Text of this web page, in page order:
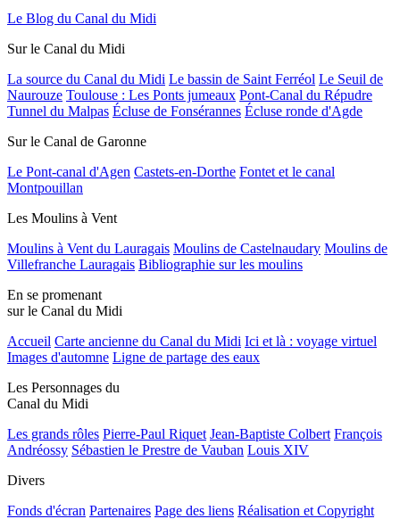
Le Blog du Canal du Midi
Sur le Canal du Midi
La source du Canal du Midi Le bassin de Saint Ferréol Le Seuil de
Naurouze Toulouse : Les Ponts jumeaux Pont-Canal du Répudre
Tunnel du Malpas Écluse de Fonsérannes Écluse ronde d'Agde
Sur le Canal de Garonne
Le Pont-canal d'Agen Castets-en-Dorthe Fontet et le canal
Montpouillan
Les Moulins à Vent
Moulins à Vent du Lauragais Moulins de Castelnaudary Moulins de
Villefranche Lauragais Bibliographie sur les moulins
En se promenant
sur le Canal du Midi
Accueil Carte ancienne du Canal du Midi Ici et là : voyage virtuel
Images d'automne Ligne de partage des eaux
Les Personnages du
Canal du Midi
Les grands rôles Pierre-Paul Riquet Jean-Baptiste Colbert François
Andréossy Sébastien le Prestre de Vauban Louis XIV
Divers
Fonds d'écran Partenaires Page des liens Réalisation et Copyright